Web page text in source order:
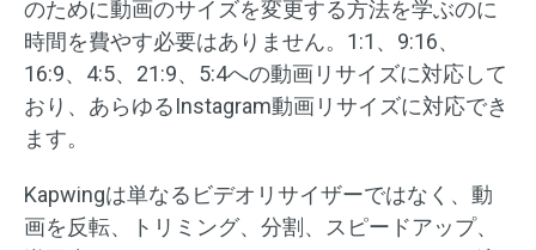
のために動画のサイズを変更する方法を学ぶのに
時間を費やす必要はありません。1:1、9:16、
16:9、4:5、21:9、5:4への動画リサイズに対応して
おり、あらゆるInstagram動画リサイズに対応でき
ます。
Kapwingは単なるビデオリサイザーではなく、動
画を反転、トリミング、分割、スピードアップ、